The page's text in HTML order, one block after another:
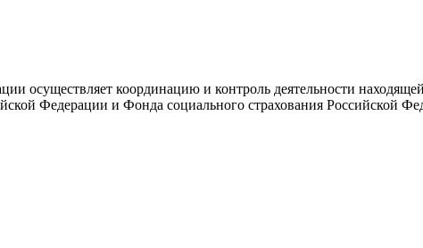
осуществляет координацию и контроль деятельности
Федерации и Фонда социального страхования Российской